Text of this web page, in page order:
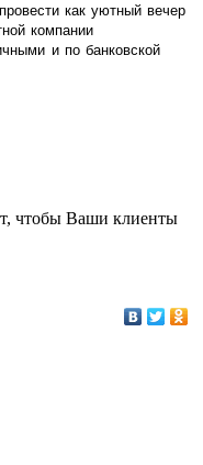
как уютный вечер
компании
и по банковской
чтобы Ваши клиенты